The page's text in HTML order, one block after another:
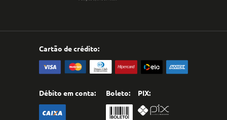
Cartão de crédito:
Débito em conta: Boleto: PIX: